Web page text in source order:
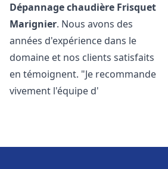
Dépannage chaudière Frisquet
Marignier. Nous avons des
années d'expérience dans le
domaine et nos clients satisfaits
en témoignent. "Je recommande
vivement l'équipe d'